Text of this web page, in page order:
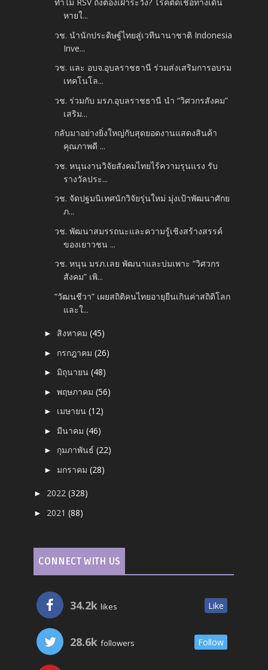
ทำไม RSV ถึงต้องเฝ้าระวัง? โรคติดเชื้อทางเดิน
หายใ...
วช. นำนักประดิษฐ์ไทยสู่เวทีนานาชาติ Indonesia
Inve...
วช. และ อบจ.อุบลราชธานี ร่วมส่งเสริมการอบรม
เทคโนโล...
วช. ร่วมกับ มรภ.อุบลราชธานี นำ “วิศวกรสังคม”
เสริม...
กลับมาอย่างยิ่งใหญ่กับสุดยอดงานแสดงสินค้า
คุณภาพดี ...
วช. หนุนงานวิจัยสังคมไทยไร้ความรุนแรง รับ
รางวัลประ...
วช. จัดปฐมนิเทศนักวิจัยรุ่นใหม่ มุ่งเป้าพัฒนาศักย
ภ...
วช. พัฒนาสมรรถนะและความรู้เชิงสร้างสรรค์
ของเยาวชน ...
วช. หนุน มรภ.เลย พัฒนาและบ่มเพาะ “วิศวกร
สังคม” เพิ...
“วัฒนชีวา” เผยสถิติคนไทยอายุยืนเกินค่าสถิติโลก
และใ...
► สิงหาคม(45)
► กรกฎาคม(26)
► มิถุนายน(48)
►พฤษภาคม(56)
► เมษายน(12)
► มีนาคม(46)
► กุมภาพันธ์(22)
► มกราคม(28)
► 2022(328)
► 2021(88)
CONNECT WITH US
34.2k likes Like
28.6k followers Follow